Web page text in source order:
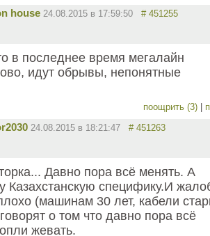
house 24.08.2015 в 17:59:50 # 451255
в последнее время мегалайн
идут обрывы, непонятные
поощрить (3)
24.08.2015 в 18:21:47 # 451263
Давно пора всё менять. А
Казахстанскую специфику.И
(машинам 30 лет, кабели
о том что давно пора всё
жевать.